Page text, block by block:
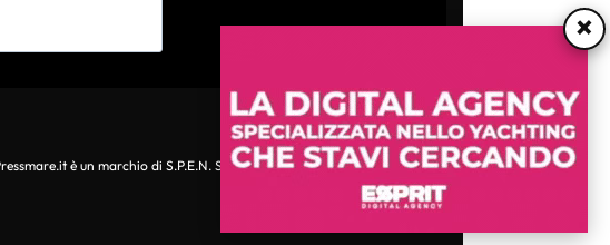
×
è un marchio di S.P.E.N. Srl - P.IVA 06511641000